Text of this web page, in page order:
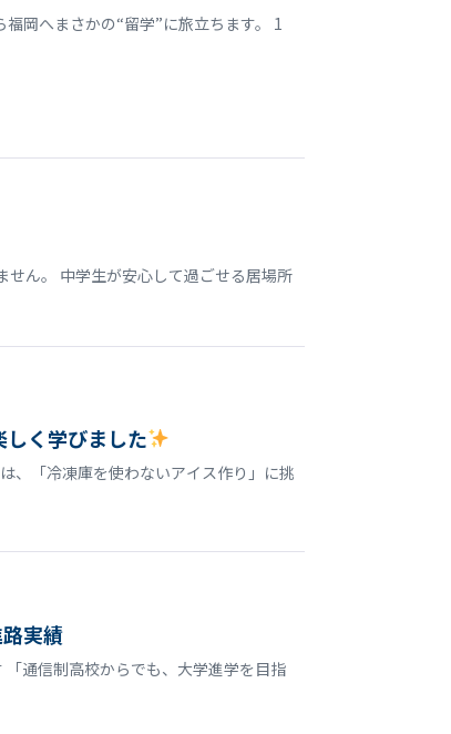
岡へまさかの“留学”に旅立ちます。 1
ん。 中学生が安心して過ごせる居場所
しく学びました
、「冷凍庫を使わないアイス作り」に挑
実績
通信制高校からでも、大学進学を目指